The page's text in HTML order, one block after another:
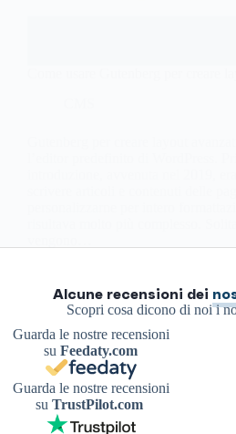
Alcune recensioni dei
Scopri cosa dicono di noi i
Guarda le nostre recensioni
suFeedaty.com
Guarda le nostre recensioni
su TrustPilot.com